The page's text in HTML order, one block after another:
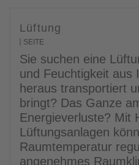
Lüftung
SEITE
Sie suchen eine
und Feuchtigkeit aus
heraus transportiert
bringt? Das Ganze
Energieverluste? Mit
Lüftungsanlagen
Raumtemperatur
angenehmes